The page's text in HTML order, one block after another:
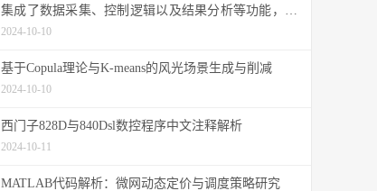
集成了数据采集、控制逻辑以及结果分析等功能，有
助于工程师全面评估涡轮增压器的性能和稳定性。这
言，具有很高的专业性和实用性。
2024-10-10
基于Copula理论与K-means的风光场景生成与削减
2024-10-10
西门子828D与840Dsl数控程序中文注释解析
2024-10-11
MATLAB代码解析：微网动态定价与调度策略研究